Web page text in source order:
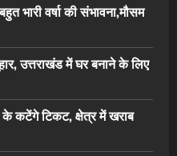
भारी वर्षा की संभावना,मौसम
उत्तराखंड में घर बनाने के लिए
कटेंगे टिकट, क्षेत्र में खराब